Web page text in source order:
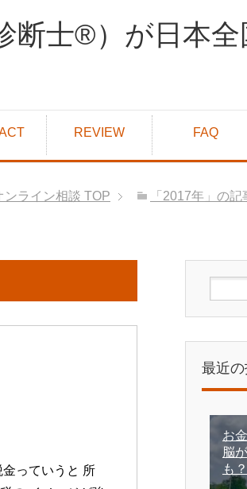
断士®）が日本
REVIEW FAQ
ライン相談 TOP
「2017年」の記
っていうと 所
最近
お
脳
も？